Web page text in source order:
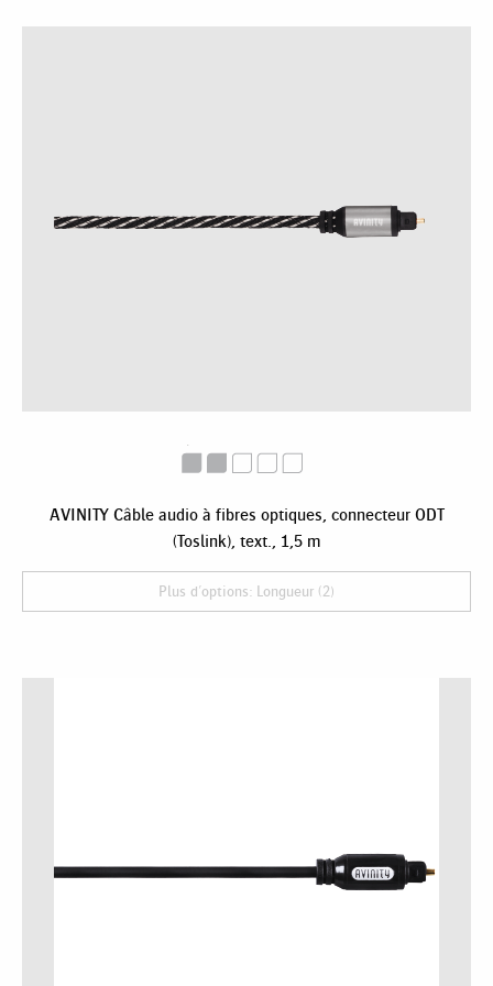
AVINITY Câble audio à fibres optiques, connecteur ODT
(Toslink), text., 1,5 m
Plus d'options: Longueur (2)